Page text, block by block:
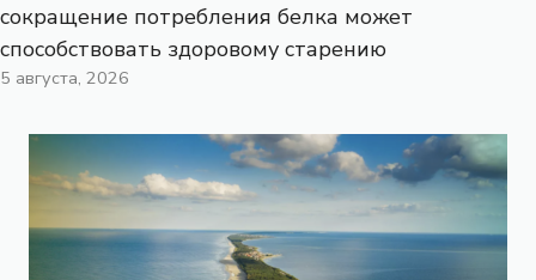
сокращение потребления белка может
способствовать здоровому старению
5 августа, 2026